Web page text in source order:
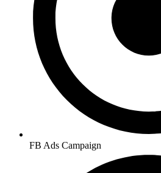
FB Ads Campaign